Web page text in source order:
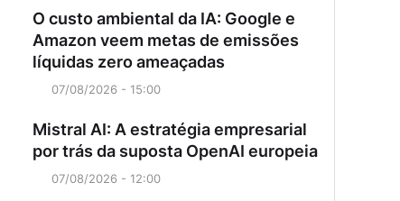
O custo ambiental da IA: Google e
Amazon veem metas de emissões
líquidas zero ameaçadas
07/08/2026 - 15:00
Mistral AI: A estratégia empresarial
por trás da suposta OpenAI europeia
07/08/2026 - 12:00